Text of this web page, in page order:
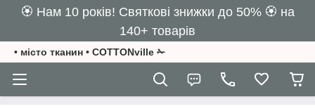
🏵️ Нам 10 років! Святкові знижки до 50% 🏵️ на
140+ товарів
• місто тканин • COTTONville ✁